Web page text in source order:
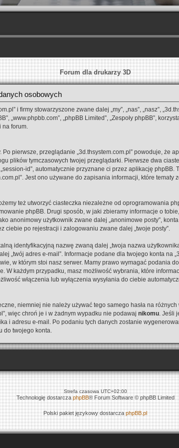
Forum dla drukarzy 3D
osobowych
i firmy stowarzyszone zwane dalej „my”, „nas”, „nasz”,
„www.phpbb.com”, „phpBB Limited”, „Zespoły phpBB”,
na forum.
pierwsze, przeglądanie „3d.thsystem.com.pl” powoduje, że
plików tymczasowych twojej przeglądarki. Pierwsze dwa
id”, automatycznie przyznane ci przez aplikację
Jest ono używane do zapisania informacji, które tematy
też utworzyć ciasteczka niezależne od oprogramowania
phpBB. Drugi sposób, w jaki zbieramy informacje o
anonimowy użytkownik zwane dalej „anonimowe posty”,
ciebie po rejestracji i zalogowaniu zwane dalej „twoje posty”.
identyfikacyjną nazwę zwaną dalej „twoja nazwa
„twój adres e-mail”. Informacje podane dla twojego konta na
w którym stoi nasz serwer. Mamy prawo wymagać podania
W każdym przypadku, masz możliwość wybrania, które
włączenia lub wyłączenia wysyłania do ciebie
niemniej nie należy używać tego samego hasła na
więc chroń je i w żadnym wypadku nie podawajnikomu. Jeśli
i adresu e-mail. Po podaniu tych danych zostanie
do twojego konta.
Strefa czasowa UTC+02:00
Technologię dostarczaphpBB® Forum Software © phpBB Limited
Polski pakiet językowy dostarcza phpBB.pl